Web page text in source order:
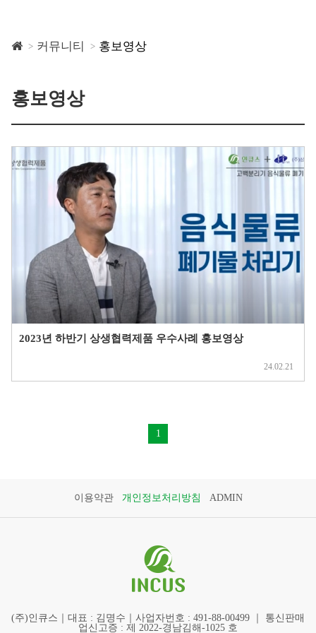
커뮤니티 홍보영상
홍보영상
2023년 하반기 상생협력제품 우수사례 홍보영상
24.02.21
1
이용약관 개인정보처리방침 ADMIN
(주)인큐스｜대표 : 김명수｜사업자번호 : 491-88-00499 ｜ 통신판매
업신고증 : 제 2022-경남김해-1025 호